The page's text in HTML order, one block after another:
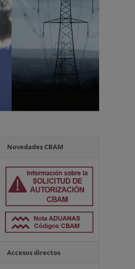
Novedades CBAM
Accesos directos